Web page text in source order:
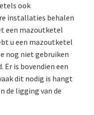
ook
installaties behalen
een mazoutketel
u een mazoutketel
nog niet gebruiken
is bovendien een
dit nodig is hangt
de ligging van de